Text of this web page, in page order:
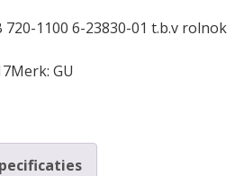
720-1100 6-23830-01 t.b.v rolnok
Merk: GU